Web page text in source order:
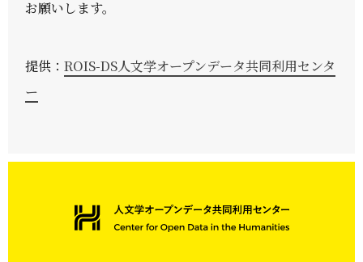
お願いします。
提供：ROIS-DS人文学オープンデータ共同利用センタ
ー